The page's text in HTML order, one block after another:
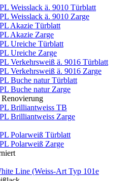
Weisslack ä. 9010 Türblatt
Weisslack ä. 9010 Zarge
Akazie Türblatt
Akazie Zarge
Ureiche Türblatt
Ureiche Zarge
Verkehrsweiß ä. 9016 Türblatt
Verkehrsweiß ä. 9016 Zarge
Buche natur Türblatt
Buche natur Zarge
Brilliantweiss TB
Brilliantweiss Zarge
Polarweiß Türblatt
Polarweiß Zarge
Line (Weiss-Art Typ 101e